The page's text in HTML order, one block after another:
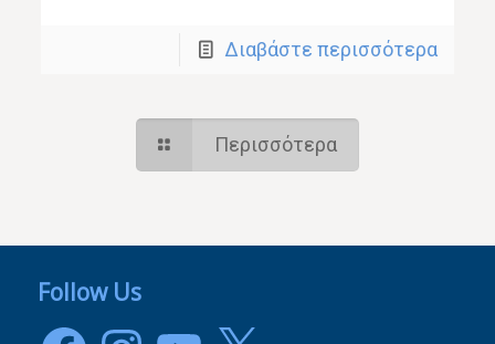
Διαβάστε περισσότερα
Περισσότερα
Follow Us
FacebookInstagramYouTube
X